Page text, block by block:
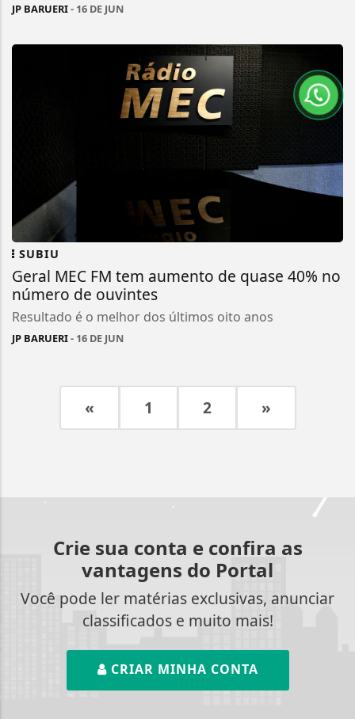
JP BARUERI- 16 DE JUN
SUBIU
Geral MEC FM tem aumento de quase 40% no
número de ouvintes
Resultado é o melhor dos últimos oito anos
JP BARUERI- 16 DE JUN
« 1 2 »
Crie sua conta e confira as
vantagens do Portal
Você pode ler matérias exclusivas, anunciar
classificados e muito mais!
CRIAR MINHA CONTA